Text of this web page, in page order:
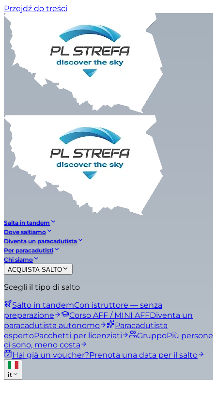
Przejdź do treści
Salta in tandem
Dove saltiamo
Diventa un paracadutista
Per paracadutisti
Chi siamo
ACQUISTA SALTO
Scegli il tipo di salto
Salto in tandemCon istruttore — senza
preparazione
Corso AFF / MINI AFFDiventa un
paracadutista autonomo
Paracadutista
espertoPacchetti per licenziati GruppoPiù persone
ci sono, meno costa
Hai già un voucher?Prenota una data per il salto
it